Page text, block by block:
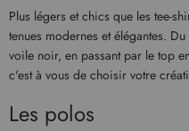
Plus légers et chics que les tee-
tenues modernes et élégantes.
voile noir, en passant par le top
c'est à vous de choisir votre
Les polos